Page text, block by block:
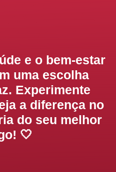
e o bem-estar
uma escolha
Experimente
a diferença no
do seu melhor
🤍